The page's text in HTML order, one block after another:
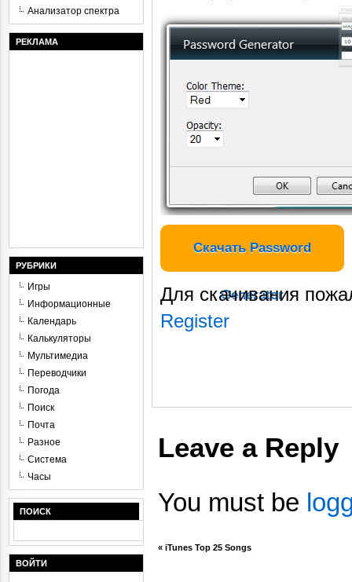
Скачать Password
Generator
Для скачивания
Register
Leave a Reply
You must be
«iTunes Top 25 Songs
Анализатор спектра
РЕКЛАМА
РУБРИКИ
Игры
Информационные
Календарь
Калькуляторы
Мультимедиа
Переводчики
Погода
Поиск
Почта
Разное
Система
Часы
ПОИСК
ВОЙТИ